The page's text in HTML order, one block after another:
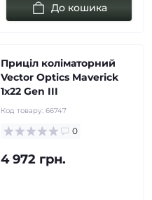
До кошика
Приціл коліматорний
Vector Optics Maverick
1x22 Gen III
Код товару: 66747
0
4 972 грн.